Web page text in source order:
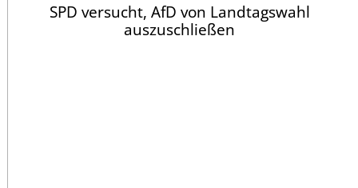
SPD versucht, AfD von Landtagswahl
auszuschließen